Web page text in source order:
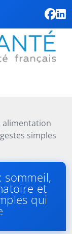
alimentation
simples
sommeil,
et
qui